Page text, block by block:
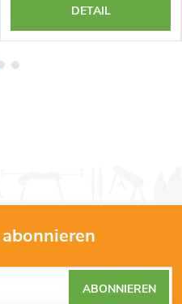
DETAIL
ABONNIEREN